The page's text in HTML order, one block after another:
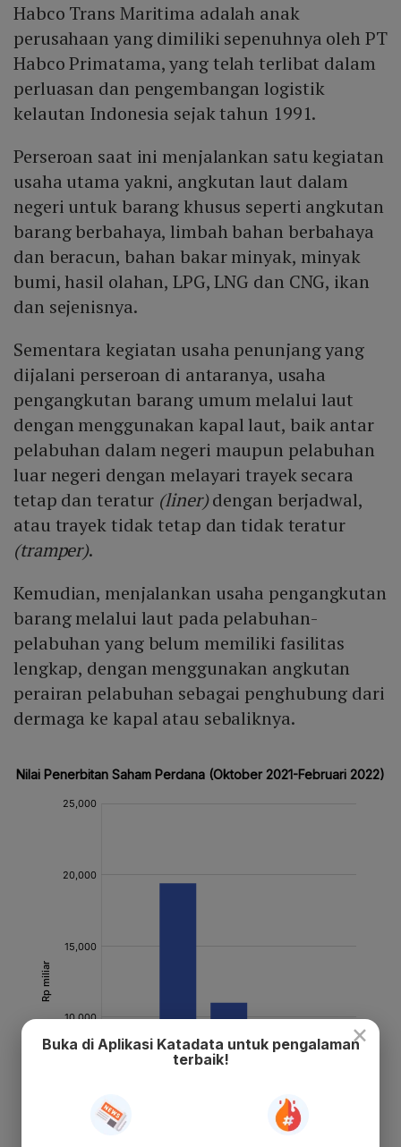
Habco Trans Maritima adalah anak
perusahaan yang dimiliki sepenuhnya oleh PT
Habco Primatama, yang telah terlibat dalam
perluasan dan pengembangan logistik
kelautan Indonesia sejak tahun 1991.
Perseroan saat ini menjalankan satu kegiatan
usaha utama yakni, angkutan laut dalam
negeri untuk barang khusus seperti angkutan
barang berbahaya, limbah bahan berbahaya
dan beracun, bahan bakar minyak, minyak
bumi, hasil olahan, LPG, LNG dan CNG, ikan
dan sejenisnya.
Sementara kegiatan usaha penunjang yang
dijalani perseroan di antaranya, usaha
pengangkutan barang umum melalui laut
dengan menggunakan kapal laut, baik antar
pelabuhan dalam negeri maupun pelabuhan
luar negeri dengan melayari trayek secara
tetap dan teratur (liner)dengan berjadwal,
atau trayek tidak tetap dan tidak teratur
(tramper).
Kemudian, menjalankan usaha pengangkutan
barang melalui laut pada pelabuhan-
pelabuhan yang belum memiliki fasilitas
lengkap, dengan menggunakan angkutan
perairan pelabuhan sebagai penghubung dari
dermaga ke kapal atau sebaliknya.
×
Buka di Aplikasi Katadata untuk pengalaman
terbaik!